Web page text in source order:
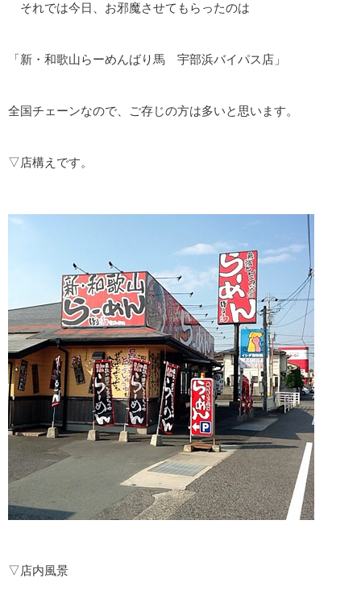
それでは今日、お邪魔させてもらったのは
「新・和歌山らーめんばり馬 宇部浜バイパス店」
全国チェーンなので、ご存じの方は多いと思います。
▽店構えです。
▽店内風景